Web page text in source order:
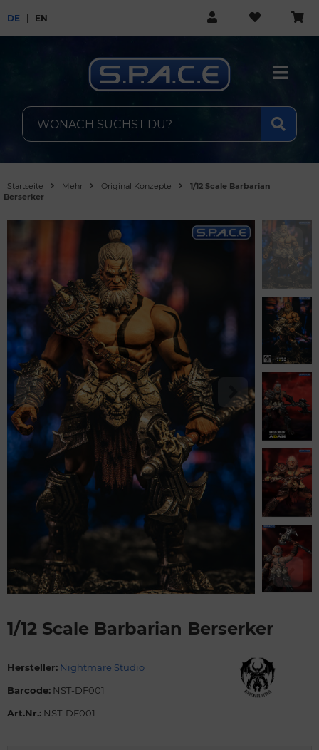
DE EN
Startseite Mehr Original Konzepte
1/12 Scale Barbarian
Berserker
1/12 Scale Barbarian Berserker
Hersteller: Nightmare Studio
Barcode: NST-DF001
Art.Nr.: NST-DF001